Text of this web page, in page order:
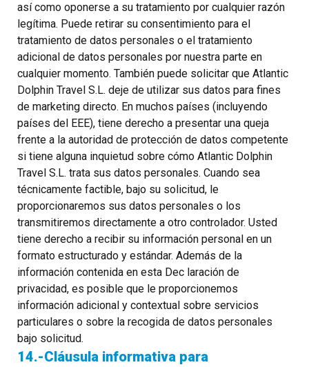
así como oponerse a su tratamiento por cualquier razón
legítima. Puede retirar su consentimiento para el
tratamiento de datos personales o el tratamiento
adicional de datos personales por nuestra parte en
cualquier momento. También puede solicitar que Atlantic
Dolphin Travel S.L. deje de utilizar sus datos para fines
de marketing directo. En muchos países (incluyendo
países del EEE), tiene derecho a presentar una queja
frente a la autoridad de protección de datos competente
si tiene alguna inquietud sobre cómo Atlantic Dolphin
Travel S.L. trata sus datos personales. Cuando sea
técnicamente factible, bajo su solicitud, le
proporcionaremos sus datos personales o los
transmitiremos directamente a otro controlador. Usted
tiene derecho a recibir su información personal en un
formato estructurado y estándar. Además de la
información contenida en esta Dec laración de
privacidad, es posible que le proporcionemos
información adicional y contextual sobre servicios
particulares o sobre la recogida de datos personales
bajo solicitud.
14.-Cláusula informativa para